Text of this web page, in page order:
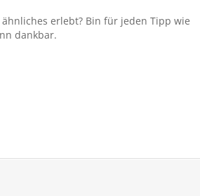
erlebt? Bin für jeden Tipp wie
dankbar.